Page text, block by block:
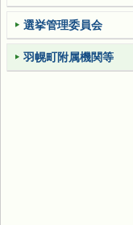
選挙管理委員会
羽幌町附属機関等